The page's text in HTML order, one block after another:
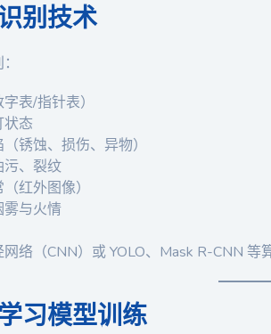
别技术
表/指针表）
状态
锈蚀、损伤、异物）
污、裂纹
红外图像）
雾与火情
络（CNN）或 YOLO、Mask R-CNN 等
习模型训练